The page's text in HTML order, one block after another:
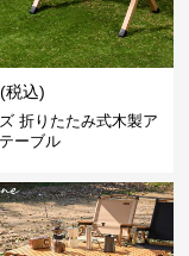
(税込)
折りたたみ式木製ア
ーブル